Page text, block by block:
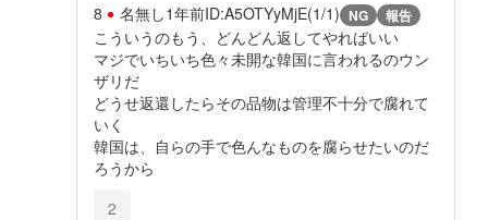
8 名無し1年前ID:A5OTYyMjE(1/1) NG 報告
こういうのもう、どんどん返してやればいい
マジでいちいち色々未開な韓国に言われるのウン
ザリだ
どうせ返還したらその品物は管理不十分で腐れて
いく
韓国は、自らの手で色んなものを腐らせたいのだ
ろうから
2